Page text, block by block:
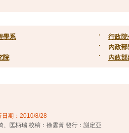
學系 ˙
行政院
˙
內政
院 ˙ 內政
日期： 2010/8/28
、匡柄瑞 校稿：徐雲菁 發行：謝定亞